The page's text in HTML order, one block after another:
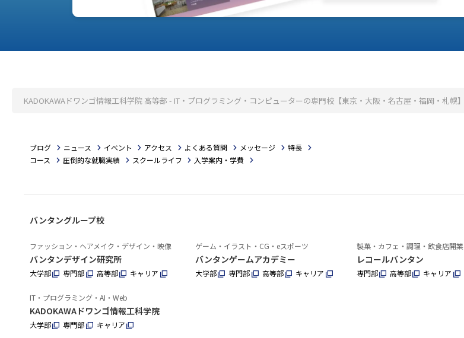
KADOKAWAドワンゴ情報工科学院 高等部 - IT・プログラミング・コンピューターの専門校【東京・大阪・名古屋・福岡・札幌】
ブログ ニュース イベント アクセス よくある質問 メッセージ
特長
コース
圧倒的な就職実績 スクールライフ 入学案内・学費
バンタングループ校
ファッション・ヘアメイク・デザイン・映像
バンタンデザイン研究所
大学部 専門部 高等部 キャリア
ゲーム・イラスト・CG・eスポーツ
バンタンゲームアカデミー
大学部 専門部 高等部 キャリア
製菓・カフェ・調理・飲食店開業
レコールバンタン
専門部 高等部 キャリア
IT・プログラミング・AI・Web
KADOKAWAドワンゴ情報工科学院
大学部 専門部 キャリア